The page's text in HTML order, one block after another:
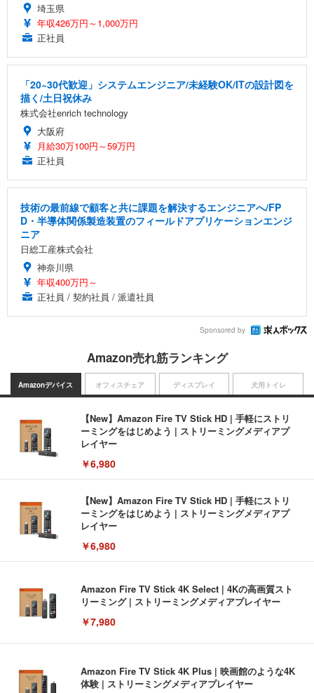
埼玉県
年収426万円～1,000万円
正社員
「20~30代歓迎」システムエンジニア/未経験OK/ITの設計図を
描く/土日祝休み
株式会社enrich technology
大阪府
月給30万100円～59万円
正社員
技術の最前線で顧客と共に課題を解決するエンジニアへ/FP
D・半導体関係製造装置のフィールドアプリケーションエンジ
ニア
日総工産株式会社
神奈川県
年収400万円～
正社員 / 契約社員 / 派遣社員
Sponsored by
Amazon売れ筋ランキング
Amazonデバイス
【New】Amazon Fire TV Stick HD | 手軽にストリ
ーミングをはじめよう | ストリーミングメディアプ
レイヤー
￥6,980
【New】Amazon Fire TV Stick HD | 手軽にストリ
ーミングをはじめよう | ストリーミングメディアプ
レイヤー
￥6,980
Amazon Fire TV Stick 4K Select | 4Kの高画質スト
リーミング | ストリーミングメディアプレイヤー
￥7,980
Amazon Fire TV Stick 4K Plus | 映画館のような4K
体験 | ストリーミングメディアプレイヤー
オフィスチェア ディスプレイ 犬用トイレ